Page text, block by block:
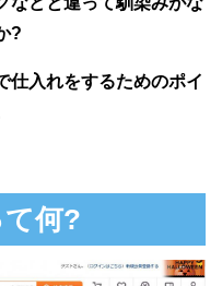
?
仕入れをするためのポイ
何?